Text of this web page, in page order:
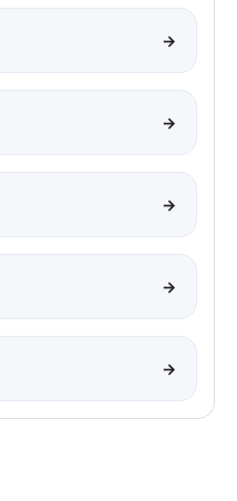
→
→
→
→
→